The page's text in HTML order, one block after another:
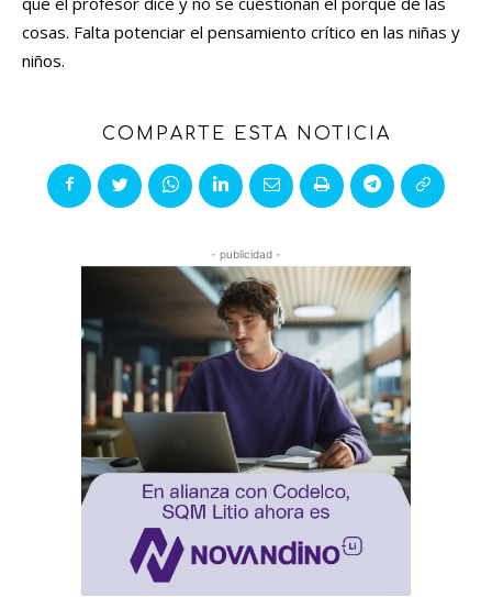
cosas. Falta potenciar el pensamiento crítico en las niñas y
niños.
COMPARTE ESTA NOTICIA
- publicidad -